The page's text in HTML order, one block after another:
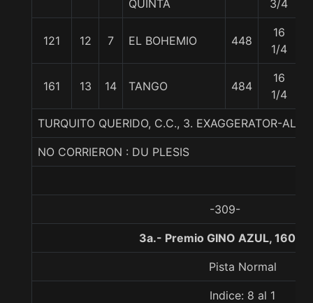
QUINTA 3/4
121 12 7 EL BOHEMIO 448
16
1/4
161 13 14 TANGO 484
16
1/4
TURQUITO QUERIDO, C.C., 3. EXAGGERATOR-
NO CORRIERON : DU PLESIS
-309-
3a.- Premio GINO AZUL, 1600
Pista Normal
Indice: 8 al 1